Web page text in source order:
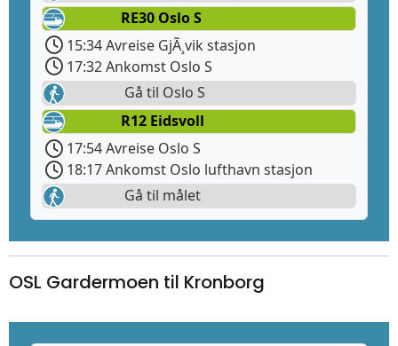
RE30 Oslo S
15:34 Avreise GjÃ¸vik stasjon
17:32 Ankomst Oslo S
Gå til Oslo S
R12 Eidsvoll
17:54 Avreise Oslo S
18:17 Ankomst Oslo lufthavn stasjon
Gå til målet
OSL Gardermoen til Kronborg